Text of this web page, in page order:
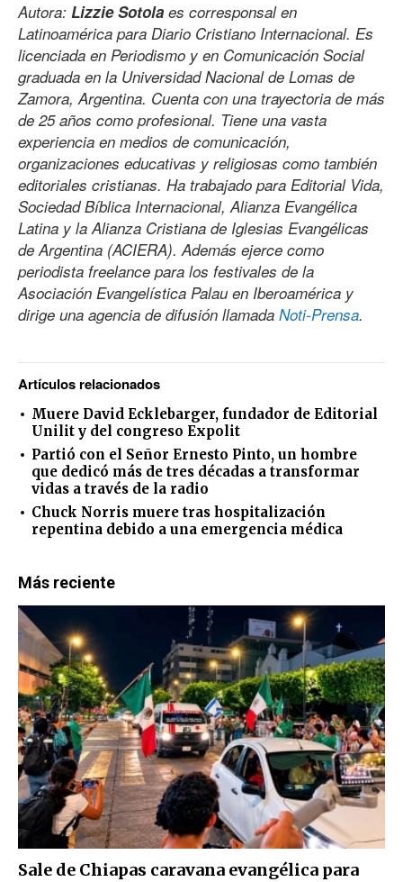
Autora: Lizzie Sotola es corresponsal en
Latinoamérica para Diario Cristiano Internacional. Es
licenciada en Periodismo y en Comunicación Social
graduada en la Universidad Nacional de Lomas de
Zamora, Argentina. Cuenta con una trayectoria de más
de 25 años como profesional. Tiene una vasta
experiencia en medios de comunicación,
organizaciones educativas y religiosas como también
editoriales cristianas. Ha trabajado para Editorial Vida,
Sociedad Bíblica Internacional, Alianza Evangélica
Latina y la Alianza Cristiana de Iglesias Evangélicas
de Argentina (ACIERA). Además ejerce como
periodista freelance para los festivales de la
Asociación Evangelística Palau en Iberoamérica y
dirige una agencia de difusión llamada Noti-Prensa.
Artículos relacionados
Muere David Ecklebarger, fundador de Editorial
Unilit y del congreso Expolit
Partió con el Señor Ernesto Pinto, un hombre
que dedicó más de tres décadas a transformar
vidas a través de la radio
Chuck Norris muere tras hospitalización
repentina debido a una emergencia médica
Más reciente
Sale de Chiapas caravana evangélica para